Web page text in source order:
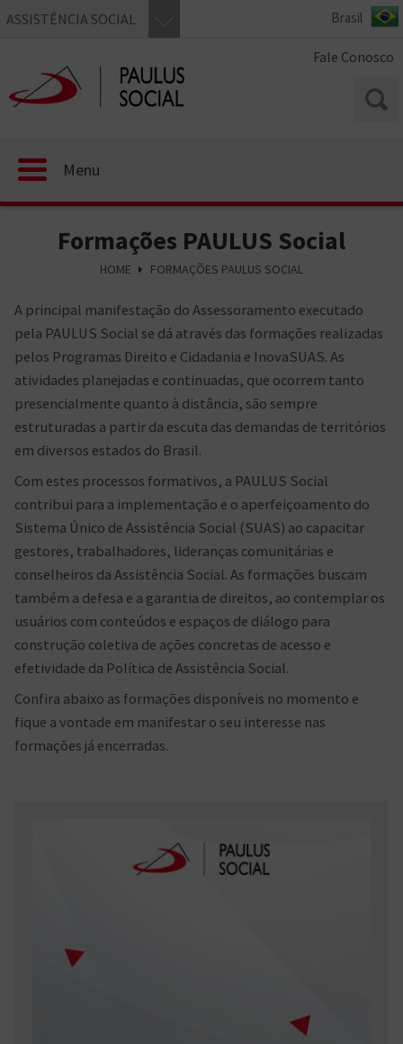
ASSISTÊNCIA SOCIAL
Fale Conosco
Menu
Formações PAULUS Social
HOME FORMAÇÕES PAULUS SOCIAL
A principal manifestação do Assessoramento executado
pela PAULUS Social se dá através das formações realizadas
pelos Programas Direito e Cidadania e InovaSUAS. As
atividades planejadas e continuadas, que ocorrem tanto
presencialmente quanto à distância, são sempre
estruturadas a partir da escuta das demandas de territórios
em diversos estados do Brasil.
Com estes processos formativos, a PAULUS Social
contribui para a implementação e o aperfeiçoamento do
Sistema Único de Assistência Social (SUAS) ao capacitar
gestores, trabalhadores, lideranças comunitárias e
conselheiros da Assistência Social. As formações buscam
também a defesa e a garantia de direitos, ao contemplar os
usuários com conteúdos e espaços de diálogo para
construção coletiva de ações concretas de acesso e
efetividade da Política de Assistência Social.
Confira abaixo as formações disponíveis no momento e
fique a vontade em manifestar o seu interesse nas
formações já encerradas.